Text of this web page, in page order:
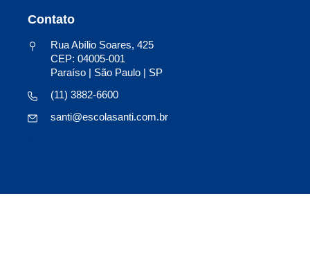
Contato
Rua Abílio Soares, 425
CEP: 04005-001
Paraíso | São Paulo | SP
(11) 3882-6600
santi@escolasanti.com.br